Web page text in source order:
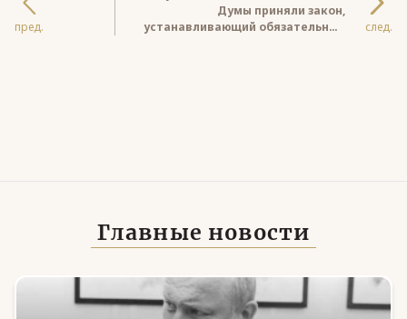
пред.
Думы приняли закон,
устанавливающий обязательные
след.
Главные новости